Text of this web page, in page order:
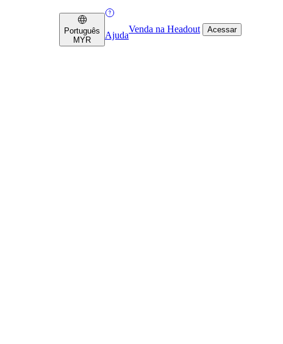
Português
MYR
Ajuda
Venda na Headout Acessar